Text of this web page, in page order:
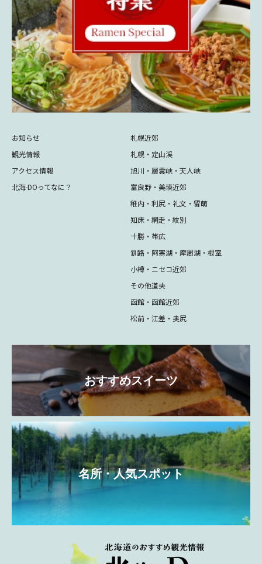
お知らせ
観光情報
アクセス情報
北海-DOってなに？
札幌近郊
札幌・定山渓
旭川・層雲峡・天人峡
富良野・美瑛近郊
稚内・利尻・礼文・留萌
知床・網走・紋別
十勝・帯広
釧路・阿寒湖・摩周湖・根室
小樽・ニセコ近郊
その他道央
函館・函館近郊
松前・江差・奥尻
おすすめスイーツ
名所・人気スポット